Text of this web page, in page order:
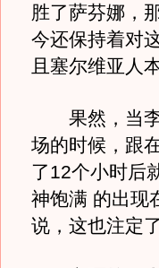
胜了萨芬娜，
今还保持着对
且塞尔维亚人
果然，当李
场的时候，跟
了12个小时后
神饱满 的出现
说，这也注定